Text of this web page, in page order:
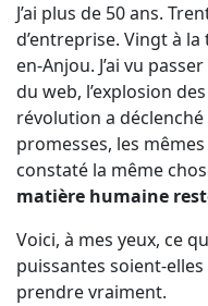
J’ai plus de 50 ans.
d’entreprise. Vingt à
en-Anjou. J’ai vu
du web, l’explosion
révolution a
promesses, les mêmes
constaté la même
matière humaine
Voici, à mes yeux, ce
puissantes soient-
prendre vraiment.